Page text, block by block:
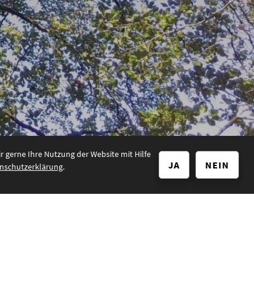
NEIN
JA
gerne Ihre Nutzung der Website mit Hilfe
.